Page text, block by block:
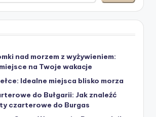
nad morzem z wyżywieniem:
na Twoje wakacje
Idealne miejsca blisko morza
do Bułgarii: Jak znaleźć
czarterowe do Burgas